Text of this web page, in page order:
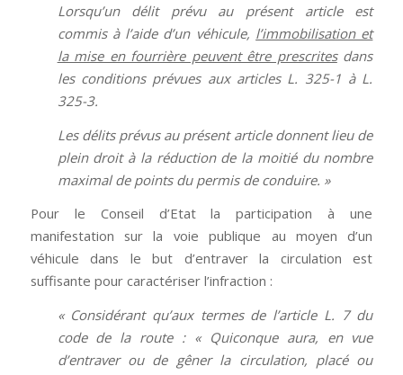
Lorsqu’un délit prévu au présent article est
commis à l’aide d’un véhicule, l’immobilisation et
la mise en fourrière peuvent être prescritesdans
les conditions prévues aux articles L. 325-1 à L.
325-3.
Les délits prévus au présent article donnent lieu de
plein droit à la réduction de la moitié du nombre
maximal de points du permis de conduire. »
Pour le Conseil d’Etat la participation à une
manifestation sur la voie publique au moyen d’un
véhicule dans le but d’entraver la circulation est
suffisante pour caractériser l’infraction :
« Considérant qu’aux termes de l’article L. 7 du
code de la route : « Quiconque aura, en vue
d’entraver ou de gêner la circulation, placé ou